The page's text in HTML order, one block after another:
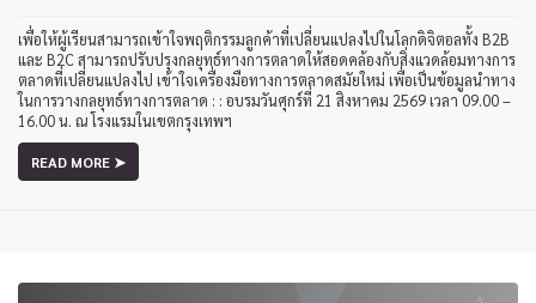
เพื่อให้ผู้เรียนสามารถเข้าใจพฤติกรรมลูกค้าที่เปลี่ยนแปลงไปในโลกดิจิตอลทั้ง B2B
และ B2C สามารถปรับปรุงกลยุทธ์ทางการตลาดให้สอดคล้องกับสิ่งแวดล้อมทางการ
ตลาดที่เปลี่ยนแปลงไป เข้าใจเครื่องมือทางการตลาดสมัยใหม่ เพื่อเป็นข้อมูลนำทาง
ในการวางกลยุทธ์ทางการตลาด : : อบรมวันศุกร์ที่ 21 สิงหาคม 2569 เวลา 09.00 –
16.00 น. ณ โรงแรมในเขตกรุงเทพฯ
READ MORE ➤